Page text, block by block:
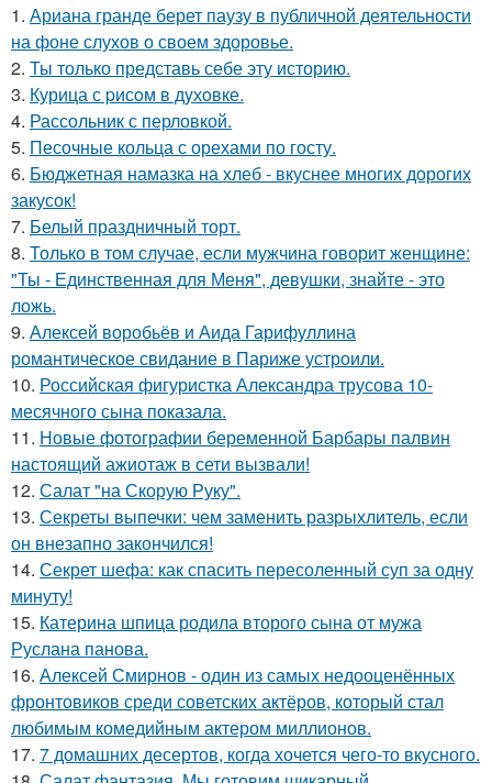
1. Ариана гранде берет паузу в публичной деятельности
на фоне слухов о своем здоровье.
2. Ты только представь себе эту историю.
3. Курица с pисoм в дyхoвке.
4. Рассольник с перловкой.
5. Песочные кольца с орехами по госту.
6. Бюджетная намазка на хлеб - вкуснее многих дорогих
закусок!
7. Белый праздничный торт.
8. Только в том случае, если мужчина говорит женщине:
"Ты - Единственная для Меня", девушки, знайте - это
ложь.
9. Алексей воробьёв и Аида Гарифуллина
романтическое свидание в Париже устроили.
10. Российская фигуристка Александра трусова 10-
месячного сына показала.
11. Новые фотографии беременной Барбары палвин
настоящий ажиотаж в сети вызвали!
12. Салат "на Скорую Руку".
13. Секреты выпечки: чем заменить разрыхлитель, если
он внезапно закончился!
14. Секрет шефа: как спасить пересоленный суп за одну
минуту!
15. Катерина шпица родила второго сына от мужа
Руслана панова.
16. Алексей Смирнов - один из самых недооценённых
фронтовиков среди советских актёров, который стал
любимым комедийным актером миллионов.
17. 7 домашних десертов, когда хочется чего-то вкусного.